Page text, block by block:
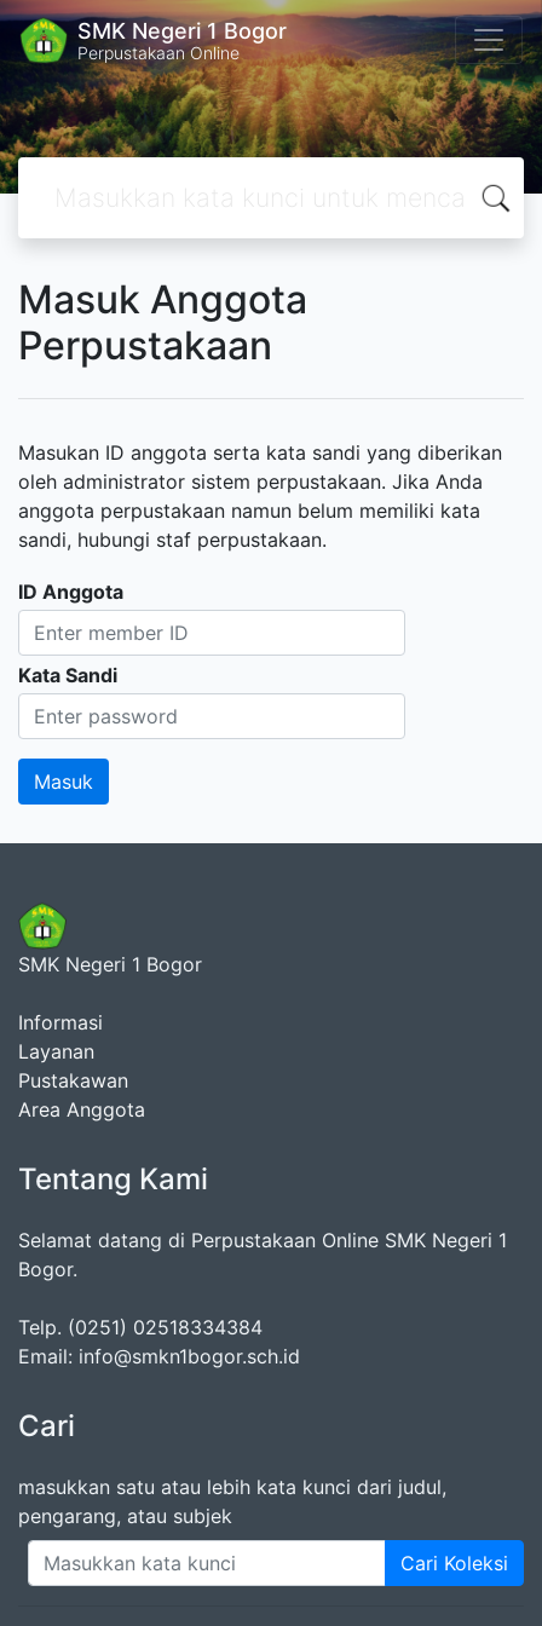
SMK Negeri 1 Bogor
Perpustakaan Online
Masuk Anggota
Perpustakaan
Masukan ID anggota serta kata sandi yang diberikan
oleh administrator sistem perpustakaan. Jika Anda
anggota perpustakaan namun belum memiliki kata
sandi, hubungi staf perpustakaan.
ID Anggota
Kata Sandi
SMK Negeri 1 Bogor
Informasi
Layanan
Pustakawan
Area Anggota
Tentang Kami
Selamat datang di Perpustakaan Online SMK Negeri 1
Bogor.
Telp. (0251) 02518334384
Email: info@smkn1bogor.sch.id
Cari
masukkan satu atau lebih kata kunci dari judul,
pengarang, atau subjek
Cari Koleksi